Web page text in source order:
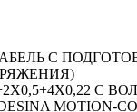
С
C
MOTION-